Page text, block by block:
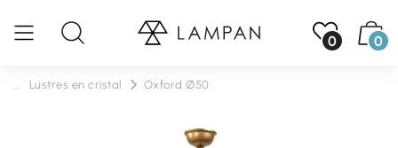
0 0
Lustres en cristal Oxford Ø50